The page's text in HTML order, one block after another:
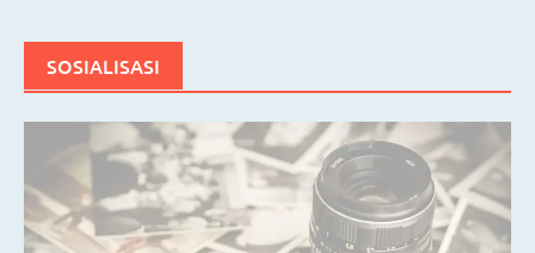
SOSIALISASI